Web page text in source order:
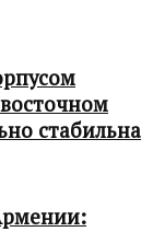
стабильна